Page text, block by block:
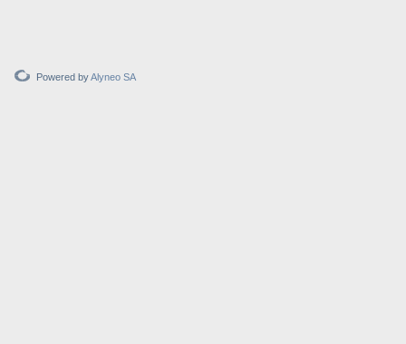
Powered byAlyneo SA